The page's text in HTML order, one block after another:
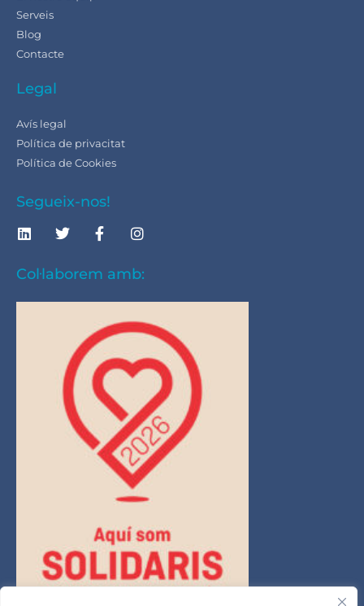
Serveis
Blog
Contacte
Legal
Avís legal
Política de privacitat
Política de Cookies
Segueix-nos!
Col·laborem amb: